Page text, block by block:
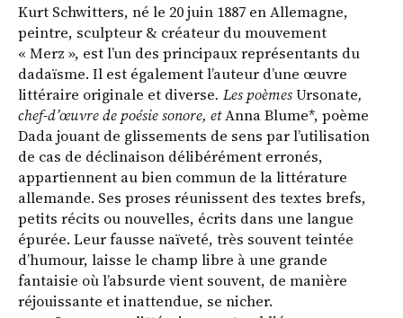
Kurt Schwitters, né le 20 juin 1887 en Allemagne,
peintre, sculpteur & créateur du mouvement
« Merz », est l’un des principaux représentants du
dadaïsme. Il est également l’auteur d’une œuvre
littéraire originale et diverse. Les poèmesUrsonate,
chef-d’œuvre de poésie sonore, etAnna Blume*, poème
Dada jouant de glissements de sens par l’utilisation
de cas de déclinaison délibérément erronés,
appartiennent au bien commun de la littérature
allemande. Ses proses réunissent des textes brefs,
petits récits ou nouvelles, écrits dans une langue
épurée. Leur fausse naïveté, très souvent teintée
d’humour, laisse le champ libre à une grande
fantaisie où l’absurde vient souvent, de manière
réjouissante et inattendue, se nicher.